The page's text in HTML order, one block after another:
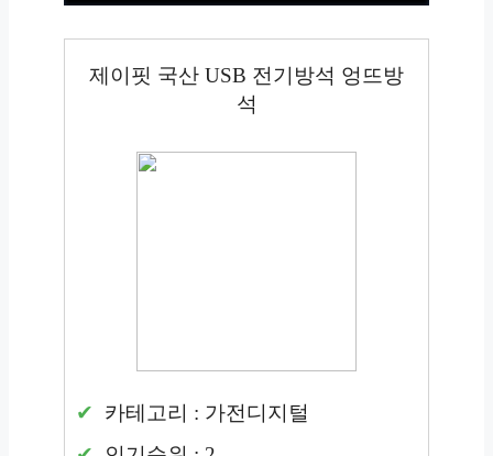
제이핏 국산 USB 전기방석 엉뜨방
석
카테고리 : 가전디지털